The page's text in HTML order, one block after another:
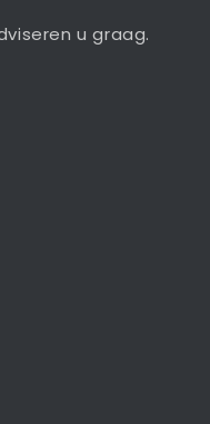
u graag.